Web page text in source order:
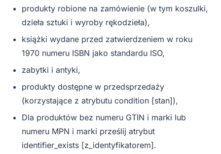
produkty robione na zamówienie (w tym koszulki,
dzieła sztuki i wyroby rękodzieła),
książki wydane przed zatwierdzeniem w roku
1970 numeru ISBN jako standardu ISO,
zabytki i antyki,
produkty dostępne w przedsprzedaży
(korzystające z atrybutu condition [stan]),
Dla produktów bez numeru GTIN i marki lub
numeru MPN i marki prześlij atrybut
identifier_exists [z_identyfikatorem].